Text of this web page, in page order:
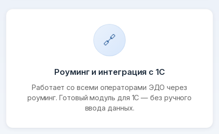
🔗
Роуминг и интеграция с 1С
Работает со всеми операторами ЭДО через
роуминг. Готовый модуль для 1С — без ручного
ввода данных.